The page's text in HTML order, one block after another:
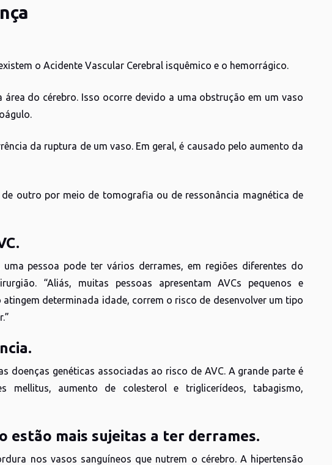
o Acidente Vascular Cerebral isquêmico e o hemorrágico.
do cérebro. Isso ocorre devido a uma obstrução em um vaso
da ruptura de um vaso. Em geral, é causado pelo aumento da
outro por meio de tomografia ou de ressonância magnética de
pessoa pode ter vários derrames, em regiões diferentes do
“Aliás, muitas pessoas apresentam AVCs pequenos e
determinada idade, correm o risco de desenvolver um tipo
doenças genéticas associadas ao risco de AVC. A grande parte é
mellitus, aumento de colesterol e triglicerídeos, tabagismo,
estão mais sujeitas a ter derrames.
nos vasos sanguíneos que nutrem o cérebro. A hipertensão